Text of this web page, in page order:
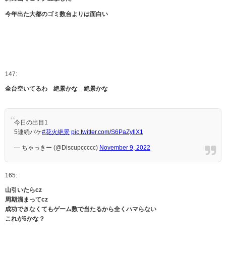
今年出た大都のゴミ数台よりは面白い
147:
全台空いてるわ 絶景かな 絶景かな
今日の出目1
5連続バケ#花火絶景 pic.twitter.com/S6PaZyllX1
— ちゃっきー (@Discupccccc) November 9, 2022
165:
山引いたらcz
周期溜まってcz
成功できなくてもゲーム数で当たるから全くハマらない
これが6かな？